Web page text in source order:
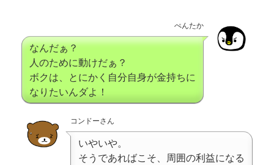
ぺんたか
なんだぁ？
人のために動けだぁ？
ボクは、とにかく自分自身が金持ちに
なりたいんダよ！
コンドーさん
いやいや。
そうであればこそ、周囲の利益になる